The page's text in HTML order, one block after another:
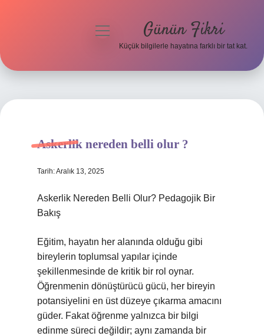
Hakkımızda
menüyü
Günün Fikri
Küçük bilgilerle hayatına farklı bir tat kat.
Askerlik nereden belli olur ?
Tarih: Aralık 13, 2025
Askerlik Nereden Belli Olur? Pedagojik Bir
Bakış
Eğitim, hayatın her alanında olduğu gibi
bireylerin toplumsal yapılar içinde
şekillenmesinde de kritik bir rol oynar.
Öğrenmenin dönüştürücü gücü, her bireyin
potansiyelini en üst düzeye çıkarma amacını
güder. Fakat öğrenme yalnızca bir bilgi
edinme süreci değildir; aynı zamanda bir